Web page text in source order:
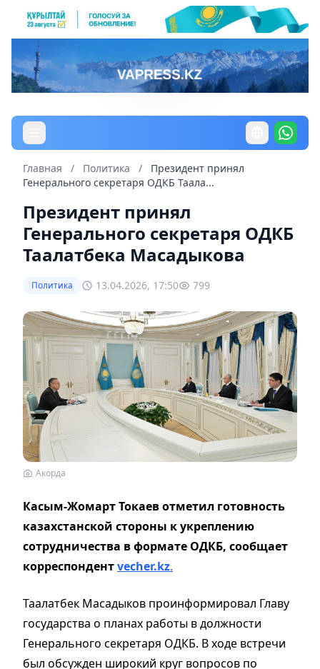
Главная / Политика /
Президент принял
Генерального секретаря ОДКБ Таала...
Президент принял
Генерального секретаря ОДКБ
Таалатбека Масадыкова
Политика 13.04.2026, 17:50 799
Акорда
Касым-Жомарт Токаев отметил готовность
казахстанской стороны к укреплению
сотрудничества в формате ОДКБ, сообщает
корреспондентvecher.kz.
Таалатбек Масадыков проинформировал Главу
государства о планах работы в должности
Генерального секретаря ОДКБ. В ходе встречи
был обсужден широкий круг вопросов по